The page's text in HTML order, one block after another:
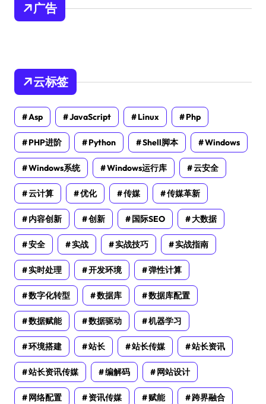
广告
云标签
Asp JavaScript Linux Php
PHP进阶 Python Shell脚本 Windows
Windows系统 Windows运行库 云安全
云计算 优化 传媒 传媒革新
内容创新 创新 国际SEO 大数据
安全 实战 实战技巧 实战指南
实时处理 开发环境 弹性计算
数字化转型 数据库 数据库配置
数据赋能 数据驱动 机器学习
环境搭建 站长 站长传媒 站长资讯
站长资讯传媒 编解码 网站设计
网络配置 资讯传媒 赋能 跨界融合